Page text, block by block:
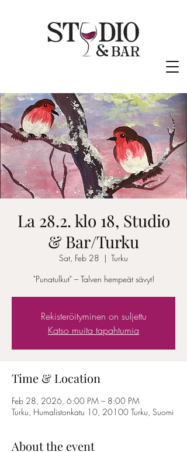
La 28.2. klo 18, Studio
& Bar/Turku
Sat, Feb 28
  |
Turku
"Punatulkut" – Talven hempeät sävyt!
Rekisteröityminen on suljettu
Katso muita tapahtumia
Time & Location
Feb 28, 2026, 6:00 PM – 8:00 PM
Turku, Humalistonkatu 10, 20100 Turku, Suomi
About the event